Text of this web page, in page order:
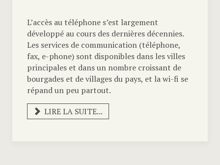
L’accès au téléphone s’est largement
développé au cours des dernières décennies.
Les services de communication (téléphone,
fax, e-phone) sont disponibles dans les villes
principales et dans un nombre croissant de
bourgades et de villages du pays, et la wi-fi se
répand un peu partout.
LIRE LA SUITE...